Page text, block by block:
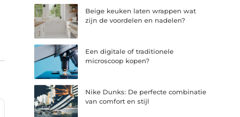
Beige keuken laten wrappen wat
zijn de voordelen en nadelen?
Een digitale of traditionele
microscoop kopen?
Nike Dunks: De perfecte combinatie
van comfort en stijl